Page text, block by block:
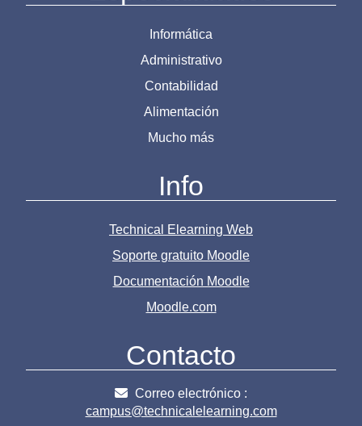
Informática
Administrativo
Contabilidad
Alimentación
Mucho más
Info
Technical Elearning Web
Soporte gratuito Moodle
Documentación Moodle
Moodle.com
Contacto
Correo electrónico :
campus@technicalelearning.com